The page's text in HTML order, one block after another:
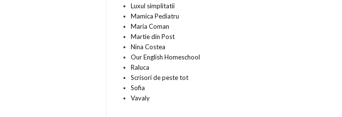
Luxul simplitatii
Mamica Pediatru
Maria Coman
Martie din Post
Nina Costea
Our English Homeschool
Raluca
Scrisori de peste tot
Sofia
Vavaly